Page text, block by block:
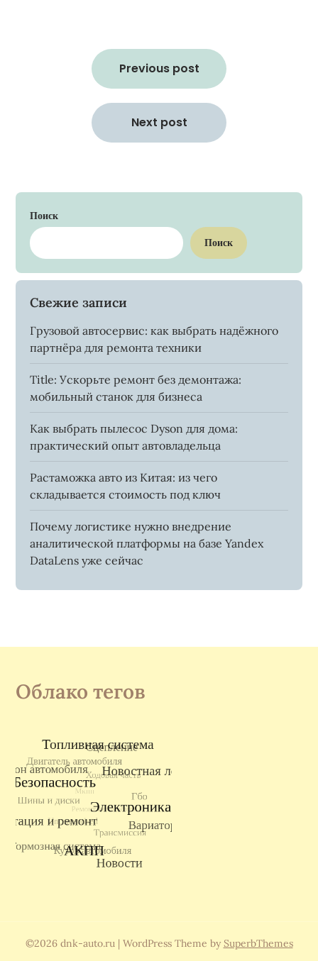
Previous post
Next post
Поиск
Поиск
Свежие записи
Грузовой автосервис: как выбрать надёжного
партнёра для ремонта техники
Title: Ускорьте ремонт без демонтажа:
мобильный станок для бизнеса
Как выбрать пылесос Dyson для дома:
практический опыт автовладельца
Растаможка авто из Китая: из чего
складывается стоимость под ключ
Почему логистике нужно внедрение
аналитической платформы на базе Yandex
DataLens уже сейчас
Облако тегов
©2026 dnk-auto.ru | WordPress Theme by SuperbThemes